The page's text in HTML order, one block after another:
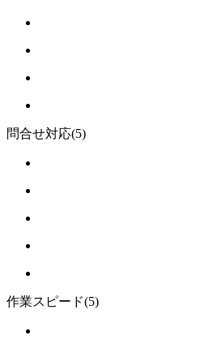
問合せ対応(5)
作業スピード(5)